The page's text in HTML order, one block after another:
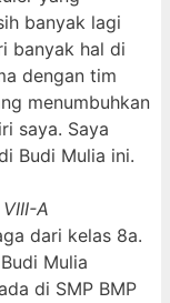
banyak lagi
banyak hal di
dengan tim
menumbuhkan
saya. Saya
Budi Mulia ini.
A
dari kelas 8a.
Mulia
di SMP BMP